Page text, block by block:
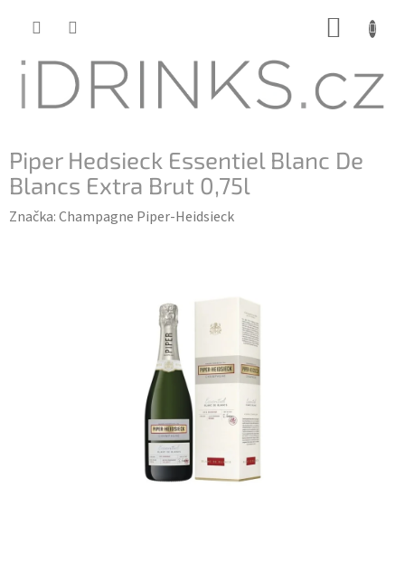
Piper Hedsieck Essentiel Blanc De
Blancs Extra Brut 0,75l
Značka:Champagne Piper-Heidsieck